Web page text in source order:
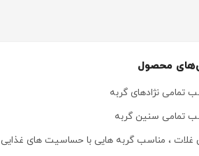
محصول
تمامی نژادهای گربه
تمامی سنین گربه
غلات ، مناسب گربه هایی با حساسیت های غذایی